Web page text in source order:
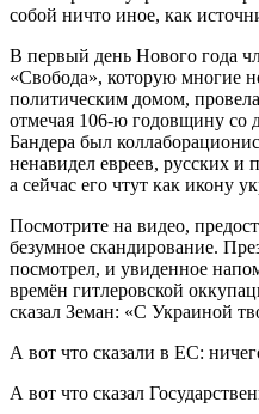
собой ничто иное, как
В первый день Нового года
«Свобода», которую многие
политическим домом,
отмечая 106-ю годовщину со
Бандера был
ненавидел евреев, русских и
а сейчас его чтут как икону
Посмотрите на видео,
безумное скандирование.
посмотрел, и увиденное
времён гитлеровской
сказал Земан: «С Украиной
А вот что сказали в ЕС:
А вот что сказал